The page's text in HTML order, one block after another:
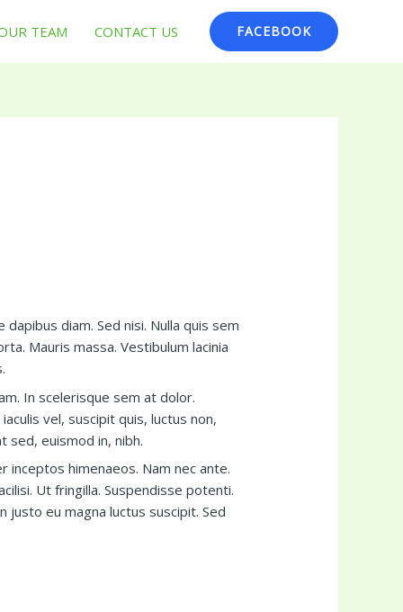
TEAM CONTACT US FACEBOOK
diam. Sed nisi. Nulla quis sem
Mauris massa. Vestibulum lacinia
In scelerisque sem at dolor.
vel, suscipit quis, luctus non,
sed, euismod in, nibh.
himenaeos. Nam nec ante.
Ut fringilla. Suspendisse potenti.
justo eu magna luctus suscipit. Sed